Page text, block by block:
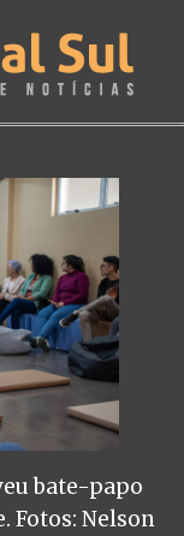
bate-papo
Fotos: Nelson